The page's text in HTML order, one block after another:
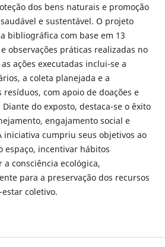
dos bens naturais e promoção
e sustentável. O projeto
bibliográfica com base em 13
observações práticas realizadas no
ações executadas inclui-se a
a coleta planejada e a
com apoio de doações e
do exposto, destaca-se o êxito
engajamento social e
iniciativa cumpriu seus objetivos ao
espaço, incentivar hábitos
consciência ecológica,
para a preservação dos recursos
coletivo.